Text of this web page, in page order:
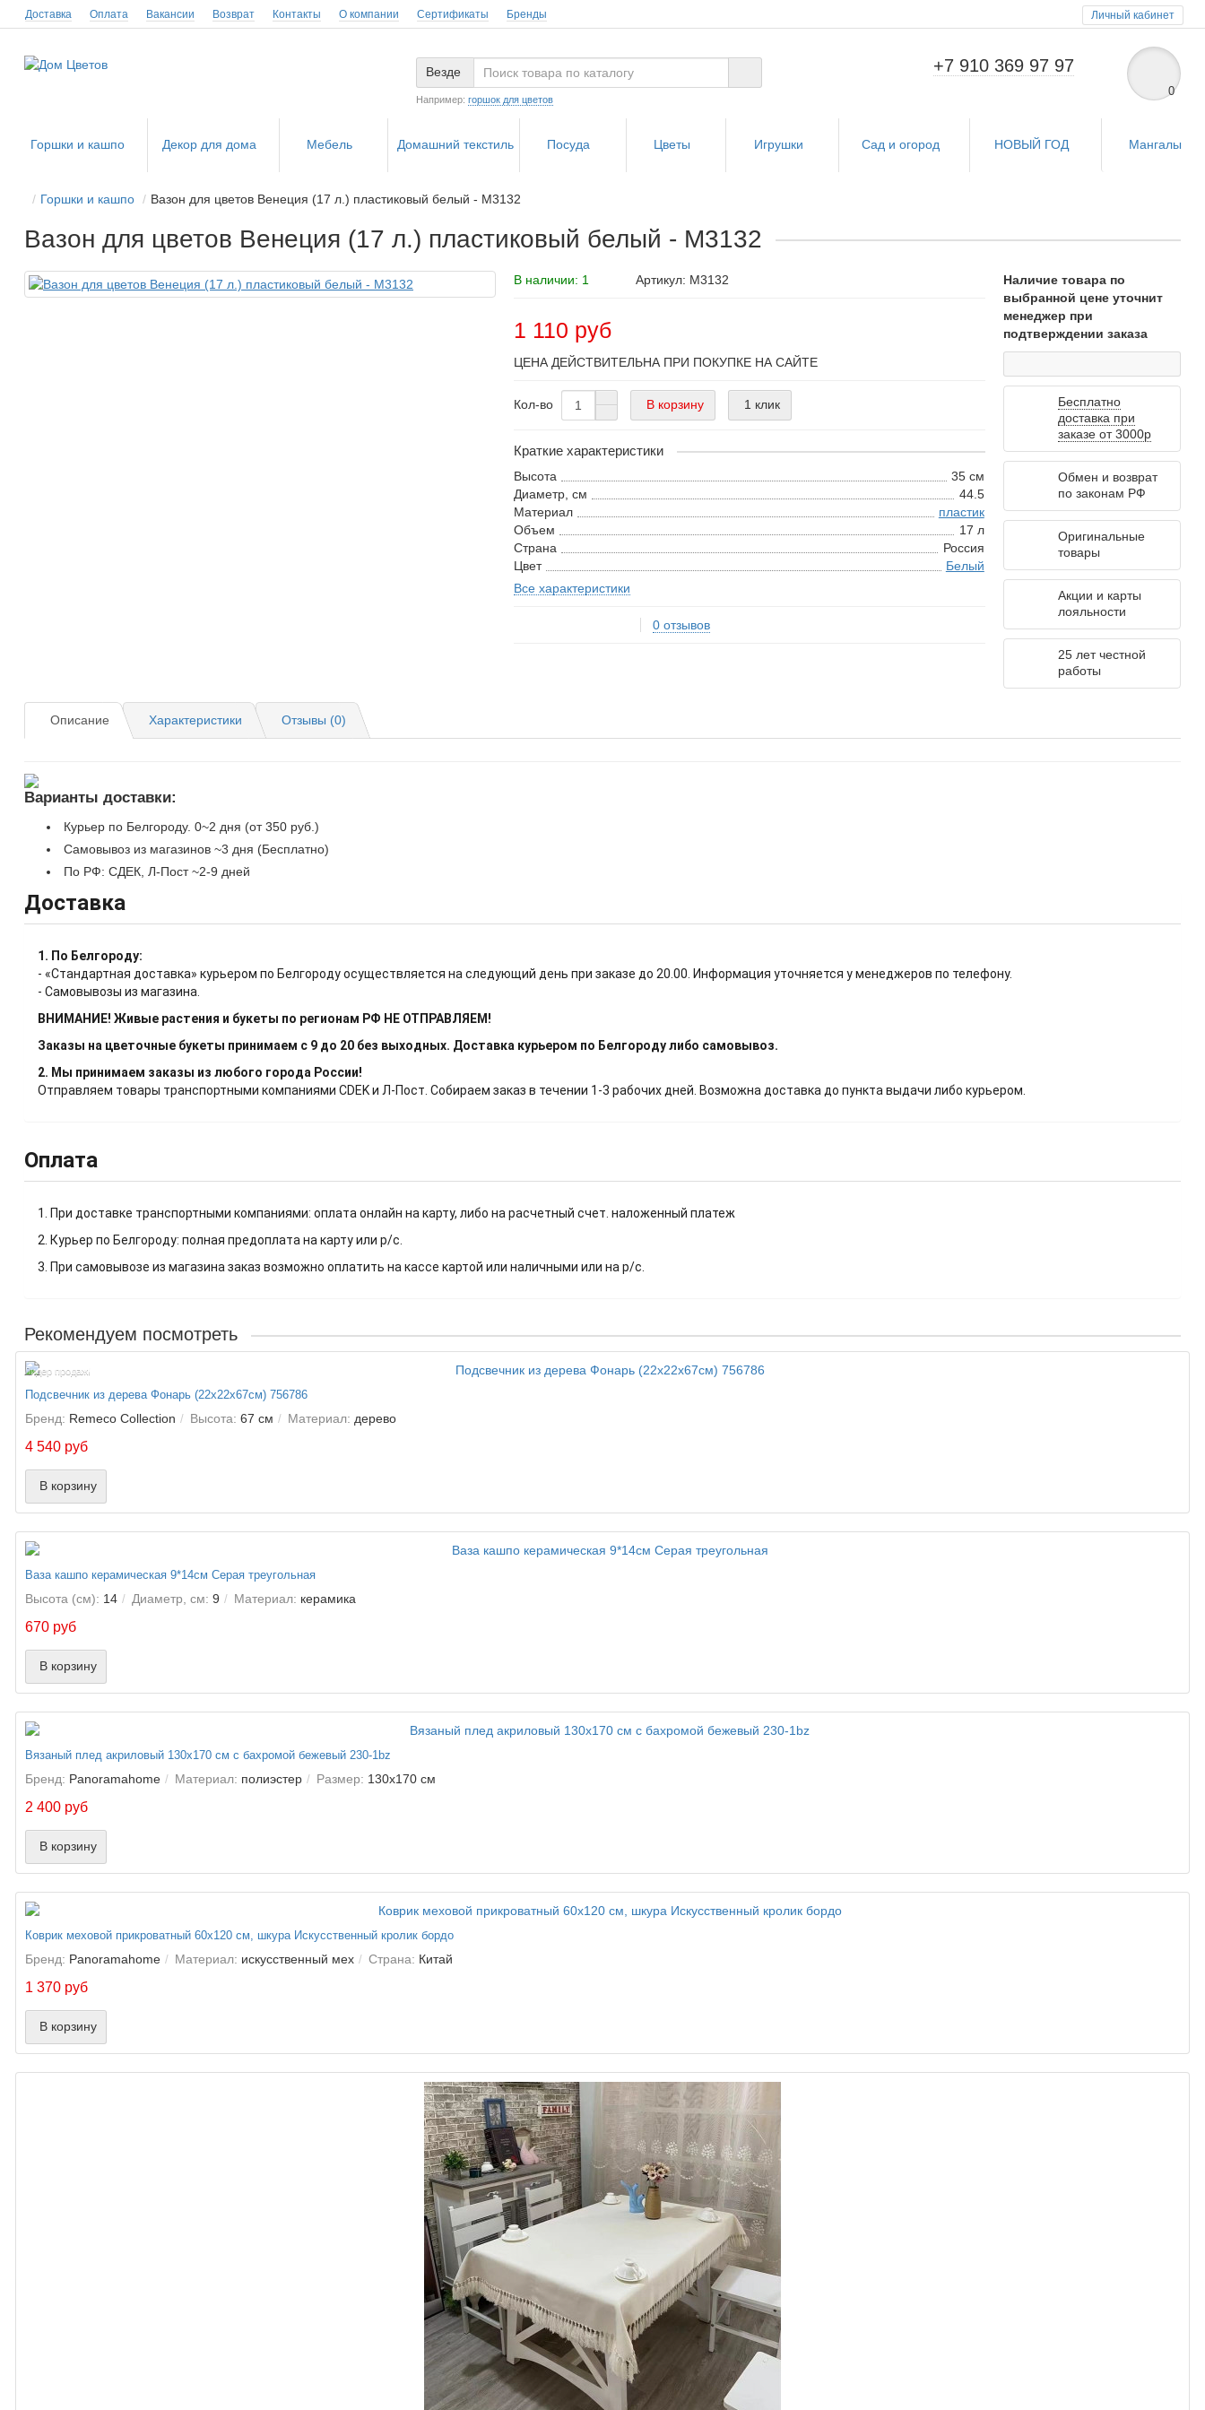
Личный кабинет
Доставка Оплата Вакансии Возврат Контакты О компании Сертификаты Бренды
+7 910 369 97 97
0
Везде
Например: горшок для цветов
Горшки и кашпо Декор для дома Мебель Домашний текстиль Посуда Цветы Игрушки Сад и огород НОВЫЙ ГОД Мангалы
Горшки и кашпо Вазон для цветов Венеция (17 л.) пластиковый белый - М3132
Вазон для цветов Венеция (17 л.) пластиковый белый - М3132
В наличии: 1 Артикул: М3132
1 110 руб
ЦЕНА ДЕЙСТВИТЕЛЬНА ПРИ ПОКУПКЕ НА САЙТЕ
Кол-во В корзину 1 клик
Краткие характеристики
Высота
35 см
Диаметр, см
44.5
Материал
пластик
Объем
17 л
Страна
Россия
Цвет
Белый
Все характеристики
0 отзывов
Наличие товара по
выбранной цене уточнит
менеджер при
подтверждении заказа
Бесплатно
доставка при
заказе от 3000р
Обмен и возврат
по законам РФ
Оригинальные
товары
Акции и карты
лояльности
25 лет честной
работы
Описание Характеристики Отзывы (0)
Варианты доставки:
Курьер по Белгороду. 0~2 дня (от 350 руб.)
Самовывоз из магазинов ~3 дня (Бесплатно)
По РФ: СДЕК, Л-Пост ~2-9 дней
Доставка
1. По Белгороду:
- «Стандартная доставка» курьером по Белгороду осуществляется на следующий день при заказе до 20.00. Информация уточняется у менеджеров по телефону.
- Самовывозы из магазина.
ВНИМАНИЕ! Живые растения и букеты по регионам РФ НЕ ОТПРАВЛЯЕМ!
Заказы на цветочные букеты принимаем с 9 до 20 без выходных. Доставка курьером по Белгороду либо самовывоз.
2. Мы принимаем заказы из любого города России!
Отправляем товары транспортными компаниями CDEK и Л-Пост. Собираем заказ в течении 1-3 рабочих дней. Возможна доставка до пункта выдачи либо курьером.
Оплата
1. При доставке транспортными компаниями: оплата онлайн на карту, либо на расчетный счет. наложенный платеж
2. Курьер по Белгороду: полная предоплата на карту или р/с.
3. При самовывозе из магазина заказ возможно оплатить на кассе картой или наличными или на р/с.
Рекомендуем посмотреть
Лидер продаж!
Подсвечник из дерева Фонарь (22х22х67см) 756786
Бренд: Remeco Collection Высота: 67 см Материал: дерево
4 540 руб
В корзину
Ваза кашпо керамическая 9*14см Серая треугольная
Высота (см): 14 Диаметр, см: 9 Материал: керамика
670 руб
В корзину
Вязаный плед акриловый 130х170 см с бахромой бежевый 230-1bz
Бренд: Panoramahome Материал: полиэстер Размер: 130х170 см
2 400 руб
В корзину
Коврик меховой прикроватный 60х120 см, шкура Искусственный кролик бордо
Бренд: Panoramahome Материал: искусственный мех Страна: Китай
1 370 руб
В корзину